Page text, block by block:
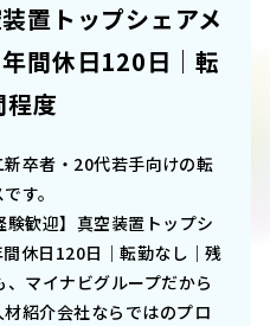
置トップシェアメ
間休日120日｜転
度
卒者・20代若手向けの転
す。
験歓迎】真空装置トップシ
休日120日｜転勤なし｜残
、マイナビグループだから
紹介会社ならではのプロ